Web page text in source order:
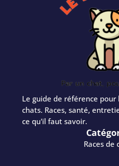
Le guide de référence
chats. Races, santé,
ce qu'il faut savoir.
Races de